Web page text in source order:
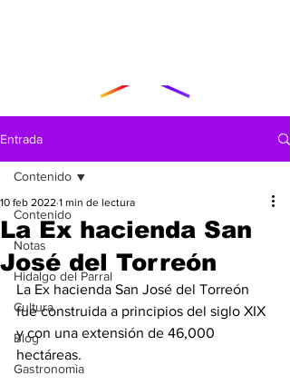
Entrada
Contenido
Notas
Hidalgo del Parral
Cultura
Blog
Gastronomìa
Contenido
La Ex hacienda San
José del Torreón
10 feb 2022 1 min de lectura
La Ex hacienda San José del Torreón
fue construida a principios del siglo XIX
y con una extensión de 46,000
hectáreas.